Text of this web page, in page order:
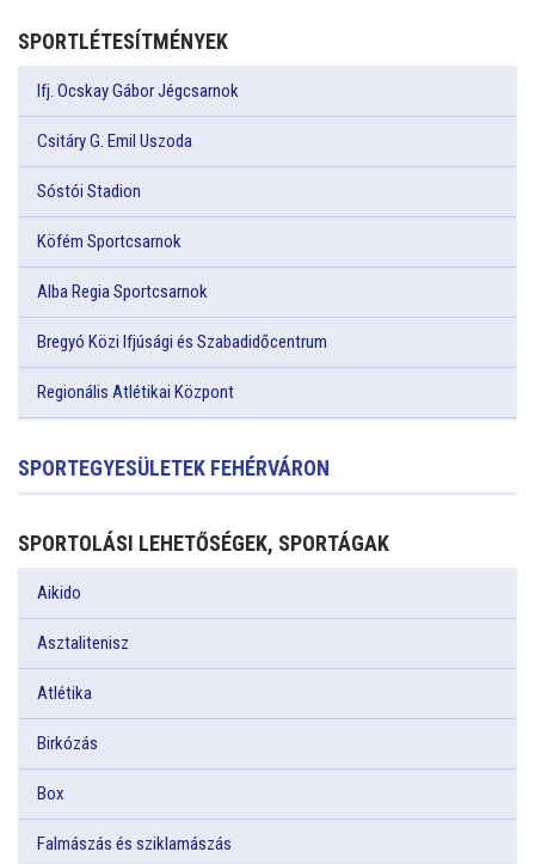
SPORTLÉTESÍTMÉNYEK
Ifj. Ocskay Gábor Jégcsarnok
Csitáry G. Emil Uszoda
Sóstói Stadion
Köfém Sportcsarnok
Alba Regia Sportcsarnok
Bregyó Közi Ifjúsági és Szabadidőcentrum
Regionális Atlétikai Központ
SPORTEGYESÜLETEK FEHÉRVÁRON
SPORTOLÁSI LEHETŐSÉGEK, SPORTÁGAK
Aikido
Asztalitenisz
Atlétika
Birkózás
Box
Falmászás és sziklamászás